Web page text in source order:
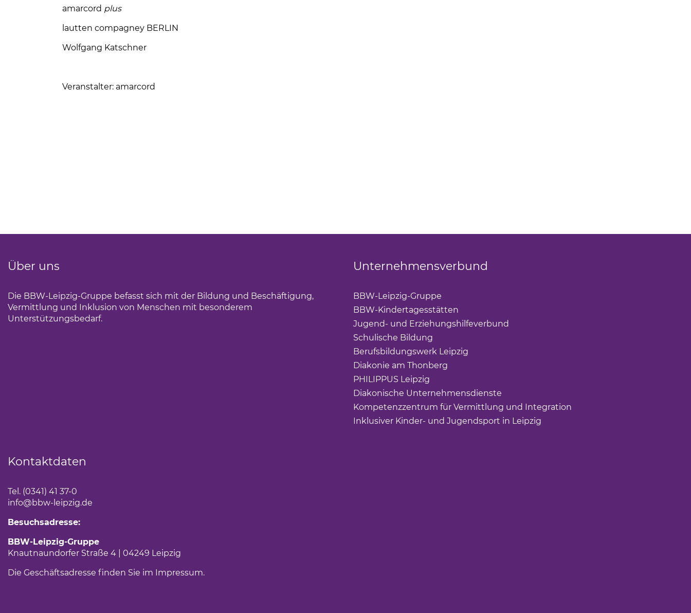
amarcord plus
lautten compagney BERLIN
Wolfgang Katschner
Veranstalter: amarcord
Über uns
Die BBW-Leipzig-Gruppe befasst sich mit der Bildung und Beschäftigung,
Vermittlung und Inklusion von Menschen mit besonderem
Unterstützungsbedarf.
Unternehmensverbund
BBW-Leipzig-Gruppe
BBW-Kindertagesstätten
Jugend- und Erziehungshilfeverbund
Schulische Bildung
Berufsbildungswerk Leipzig
Diakonie am Thonberg
PHILIPPUS Leipzig
Diakonische Unternehmensdienste
Kompetenzzentrum für Vermittlung und Integration
Inklusiver Kinder- und Jugendsport in Leipzig
Kontaktdaten
Tel. (0341) 41 37-0
info@bbw-leipzig.de
Besuchsadresse:
BBW-Leipzig-Gruppe
Knautnaundorfer Straße 4 | 04249 Leipzig
Die Geschäftsadresse finden Sie im Impressum.